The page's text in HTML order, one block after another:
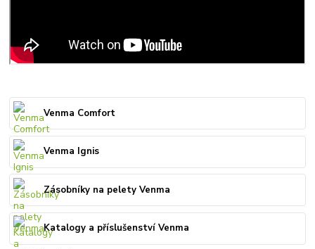
Venma Comfort
Venma Ignis
Zásobníky na pelety Venma
Katalogy a příslušenství Venma